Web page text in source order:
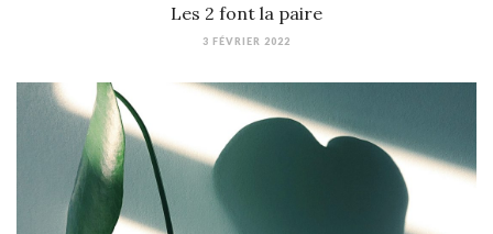
Les 2 font la paire
3 FÉVRIER 2022